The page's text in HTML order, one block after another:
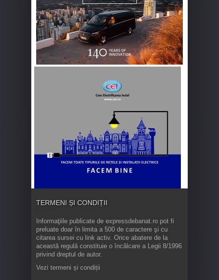
TERMENI ȘI CONDIȚII
Informaţiile publicate de expressdebanat.ro pot fi
preluate doar în limita a 500 de caractere şi cu
citarea sursei cu link activ. Orice abatere de la
această regulă constituie o încălcare a Legii 8/1996
privind dreptul de autor.
Vezi termeni și condiții